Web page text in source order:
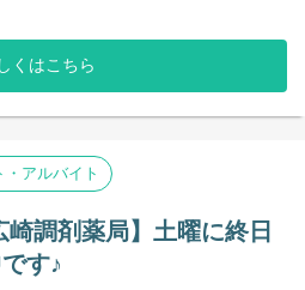
1名（管理薬剤師：40代前半の男性
薬剤師の時間帯があります。
でご安心ください。
囲
くはこちら
・アルバイト
崎調剤薬局】土曜に終日
す♪